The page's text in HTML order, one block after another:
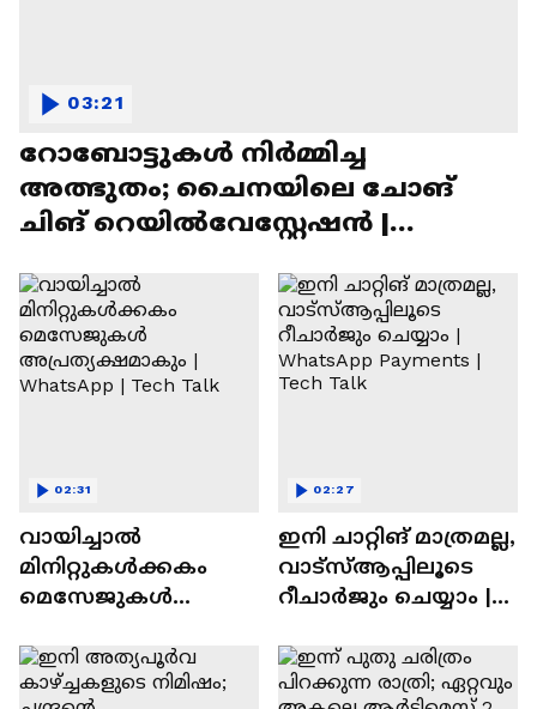
റോബോട്ടുകൾ നിർമ്മിച്ച
അത്ഭുതം; ചൈനയിലെ ചോങ്
ചിങ് റെയിൽവേസ്റ്റേഷൻ |
03:21
വായിച്ചാൽ
മിനിറ്റുകൾക്കകം
മെസേജുകള്‍
WhatsApp | Tech Talk
02:31
ഇനി ചാറ്റിങ് മാത്രമല്ല,
വാട്‌സ്‌ആപ്പിലൂടെ
റീചാർജും ചെയ്യാം |
Tech Talk
02:27